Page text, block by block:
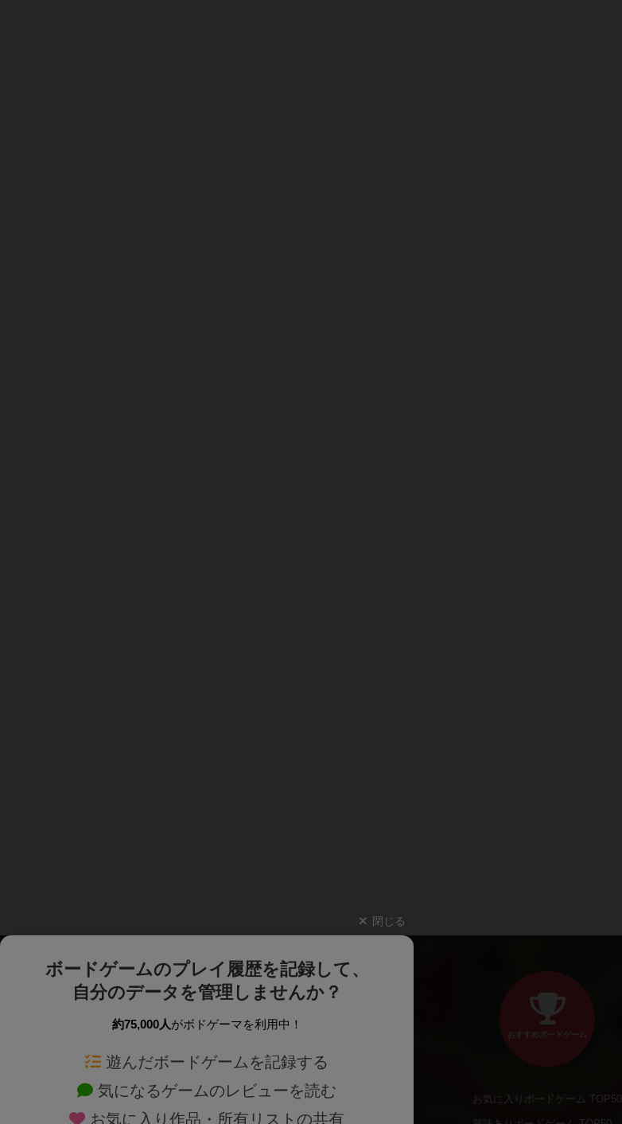
閉じる
ボードゲームのプレイ履歴を記録して、
自分のデータを管理しませんか？
約75,000人がボドゲーマを利用中！
遊んだボードゲームを記録する
気になるゲームのレビューを読む
お気に入り作品・所有リストの共有
ボードゲームを検索する 新作・再入荷情報
おすすめボードゲーム
お気に入りボードゲーム TOP50